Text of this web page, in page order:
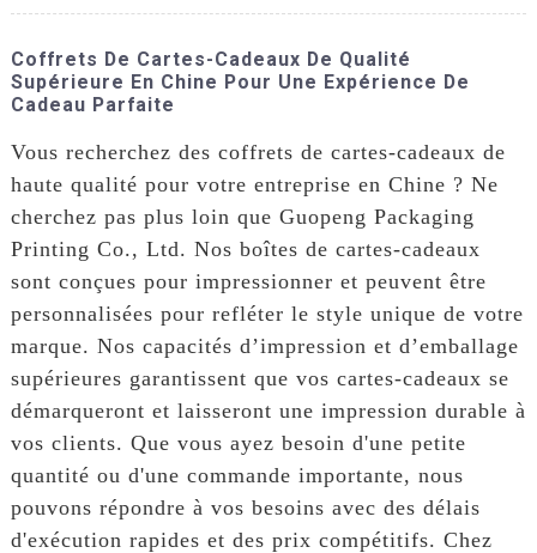
Coffrets De Cartes-Cadeaux De Qualité
Supérieure En Chine Pour Une Expérience De
Cadeau Parfaite
Vous recherchez des coffrets de cartes-cadeaux de
haute qualité pour votre entreprise en Chine ? Ne
cherchez pas plus loin que Guopeng Packaging
Printing Co., Ltd. Nos boîtes de cartes-cadeaux
sont conçues pour impressionner et peuvent être
personnalisées pour refléter le style unique de votre
marque. Nos capacités d’impression et d’emballage
supérieures garantissent que vos cartes-cadeaux se
démarqueront et laisseront une impression durable à
vos clients. Que vous ayez besoin d'une petite
quantité ou d'une commande importante, nous
pouvons répondre à vos besoins avec des délais
d'exécution rapides et des prix compétitifs. Chez